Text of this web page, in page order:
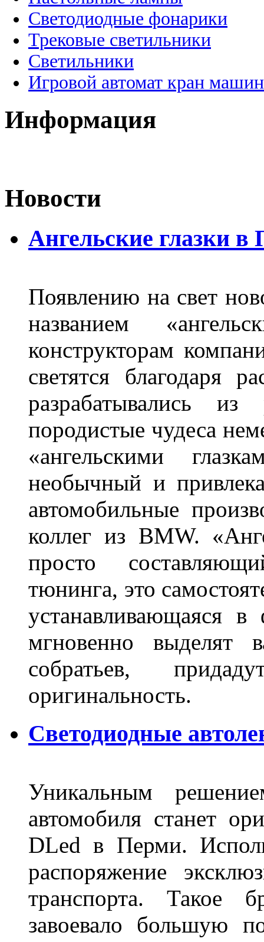
Светодиодные фонарики
Трековые светильники
Светильники
Игровой автомат кран
Информация
Новости
Ангельские глазки в
Появлению на свет
названием
конструкторам
светятся благодаря
разрабатывались
породистые чудеса
«ангельскими
необычный и
автомобильные
коллег из BMW.
просто
тюнинга, это
устанавливающаяся
мгновенно выделят
собратьев,
оригинальность.
Светодиодные
Уникальным
автомобиля станет
DLed в Перми.
распоряжение
транспорта. Такое
завоевало большую